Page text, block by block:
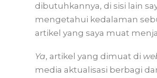
dibutuhkannya, di sisi lain
mengetahui kedalaman
artikel yang saya muat
Ya, artikel yang dimuat di
media aktualisasi berbagi